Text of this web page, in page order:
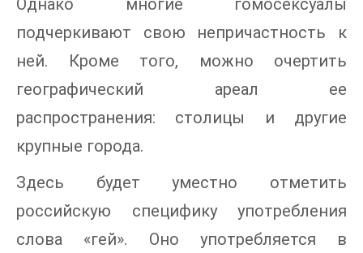
Однако многие гомосексуалы
подчеркивают свою непричастность к
ней. Кроме того, можно очертить
географический ареал ее
распространения: столицы и другие
крупные города.
Здесь будет уместно отметить
российскую специфику употребления
слова «гей». Оно употребляется в